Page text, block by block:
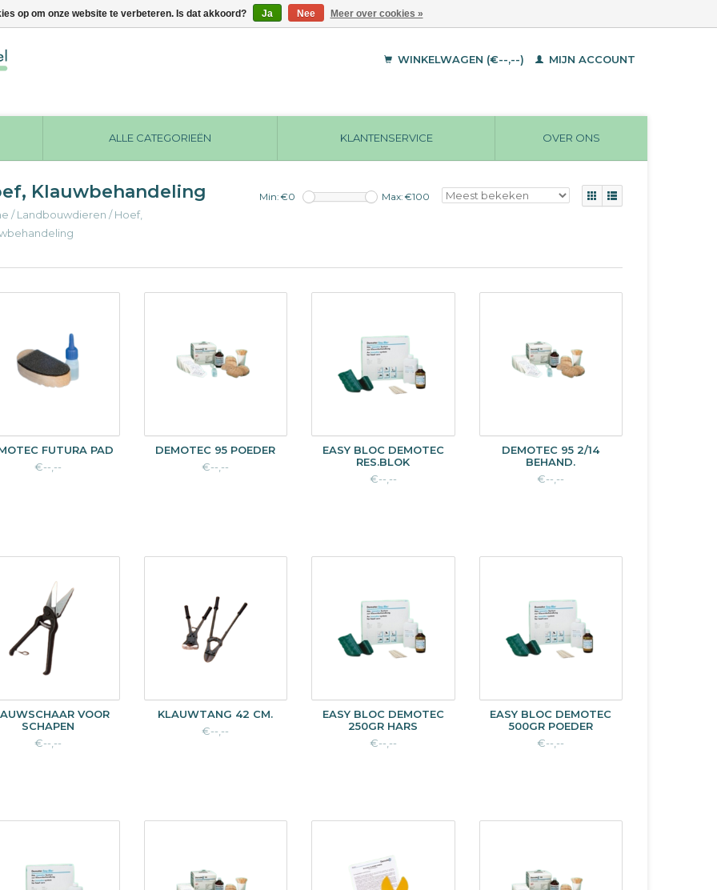
WINKELWAGEN (€--,--) MIJN ACCOUNT
ALLE CATEGORIEËN KLANTENSERVICE OVER ONS
Klauwbehandeling
/Landbouwdieren /Hoef,
Min: €0 Max: €100
FUTURA PAD
€--,--
DEMOTEC 95 POEDER
€--,--
EASY BLOC DEMOTEC
RES.BLOK
€--,--
DEMOTEC 95 2/14
BEHAND.
€--,--
VOOR
SCHAPEN
€--,--
KLAUWTANG 42 CM.
€--,--
EASY BLOC DEMOTEC
250GR HARS
€--,--
EASY BLOC DEMOTEC
500GR POEDER
€--,--
op om onze website te verbeteren. Is dat akkoord? Ja Nee Meer over cookies »